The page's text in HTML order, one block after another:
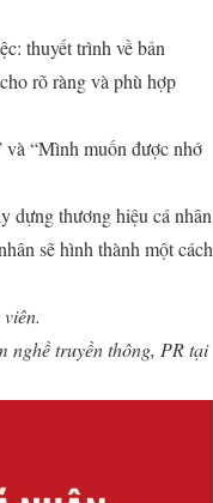
thuyết trình về bản
rõ ràng và phù hợp
và “Mình muốn được nhớ
dựng thương hiệu cá nhân
sẽ hình thành một cách
nghề truyền thông, PR tại